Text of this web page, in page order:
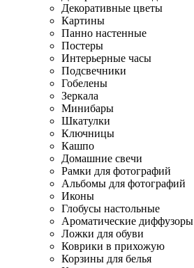
Декоративные цветы
Картины
Панно настенные
Постеры
Интерьерные часы
Подсвечники
Гобелены
Зеркала
Минибары
Шкатулки
Ключницы
Кашпо
Домашние свечи
Рамки для фотографий
Альбомы для фотографий
Иконы
Глобусы настольные
Ароматические диффузоры
Ложки для обуви
Коврики в прихожую
Корзины для белья